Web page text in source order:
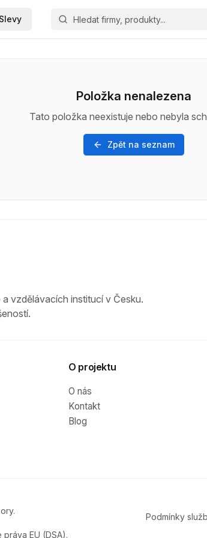
Položka nenalezena
Tato položka neexistuje nebo nebyla
Zpět na seznam
vzdělávacích institucí v Česku.
O projektu
O nás
Kontakt
Blog
EU (DSA).
Podmínky